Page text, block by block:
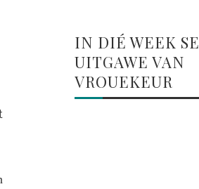
IN DIÉ WEEK SE
UITGAWE VAN
VROUEKEUR